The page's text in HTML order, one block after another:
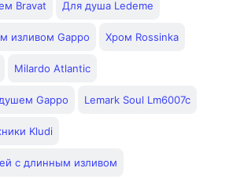
Bravat Для душа Ledeme
изливом Gappo Хром Rossinka
Milardo Atlantic
Gappo Lemark Soul Lm6007c
Kludi
с длинным изливом